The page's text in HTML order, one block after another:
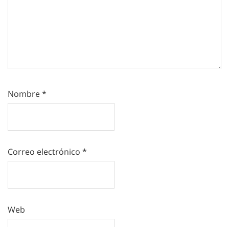
Nombre*
Correo electrónico *
Web